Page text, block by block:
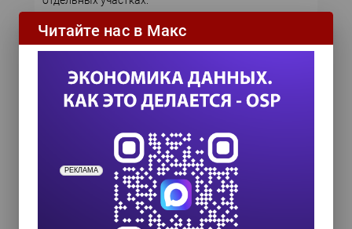
Эпоха энергоэффективных ЦОД
начинается уже сегодня
По оценкам специалистов, к 2025
году ЦОД может потребоваться до
20% всей вырабатываемой в мире
ИКТ будет приходиться до 14%
выбросов,...
РЕКЛАМА
Читайте нас в Макс